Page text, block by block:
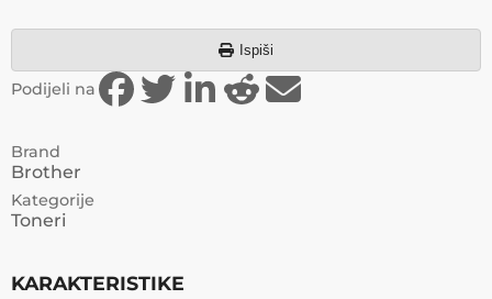
Ispiši
Podijeli na
Brand
Brother
Kategorije
Toneri
KARAKTERISTIKE